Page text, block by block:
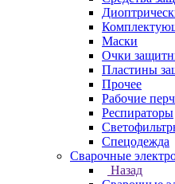
Маски
Очки
Пластины
Прочее
Рабочие
Респираторы
Спецодежда
Сварочные
Назад